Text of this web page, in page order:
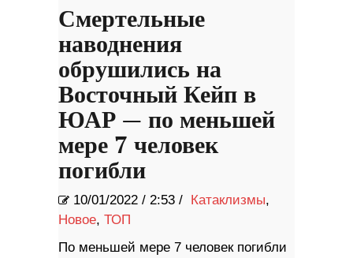
Смертельные
наводнения
обрушились на
Восточный Кейп в
ЮАР — по меньшей
мере 7 человек
погибли
10/01/2022 / 2:53 / Катаклизмы,
Новое, ТОП
По меньшей мере 7 человек погибли